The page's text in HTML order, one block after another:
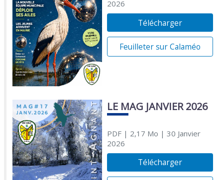
2026
Télécharger
Feuilleter sur Calaméo
LE MAG JANVIER 2026
PDF| 2,17 Mo | 30 Janvier
2026
Télécharger